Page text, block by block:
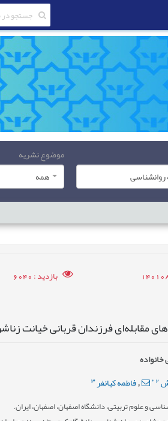
موضوع نشریه
همه
بازدید: 6040
مقابله‌ای فرزندان قربانی خیانت
2
*
,فاطمه کیانفر3
و علوم تربیتی، دانشگاه اصفهان، اصفهان، ایران.